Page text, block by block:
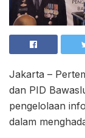
Jakarta –
dan PID
pengelolaan
dalam